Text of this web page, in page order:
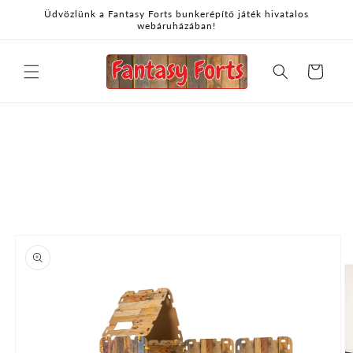
Ugrás aÜdvözlünk a Fantasy Forts bunkerépítő játék hivatalos
webáruházában!
Kosár